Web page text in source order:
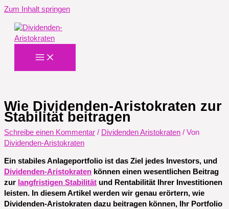
Zum Inhalt springen
Wie Dividenden-Aristokraten zur
Stabilität beitragen
Schreibe einen Kommentar / Dividenden Aristokraten / Von
Dividenden-Aristokraten
Ein stabiles Anlageportfolio ist das Ziel jedes Investors, und
Dividenden-Aristokraten können einen wesentlichen Beitrag
zur langfristigen Stabilität und Rentabilität Ihrer Investitionen
leisten. In diesem Artikel werden wir genau erörtern, wie
Dividenden-Aristokraten dazu beitragen können, Ihr Portfolio